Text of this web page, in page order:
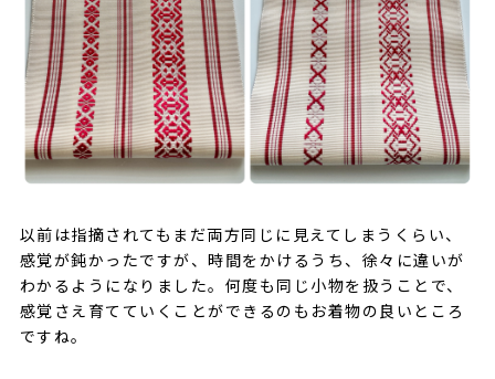
以前は指摘されてもまだ両方同じに見えてしまうくらい、
感覚が鈍かったですが、時間をかけるうち、徐々に違いが
わかるようになりました。何度も同じ小物を扱うことで、
感覚さえ育てていくことができるのもお着物の良いところ
ですね。